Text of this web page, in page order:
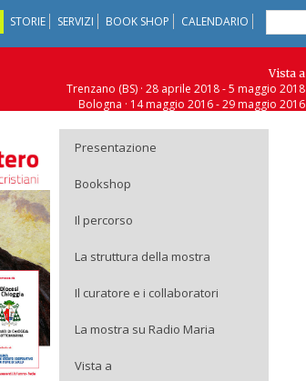
STORIE SERVIZI BOOK SHOP CALENDARIO
Vista a
Trenzano (BS) · 28 aprile 2018 - 5 maggio 2018
Bologna · 14 maggio 2016 - 29 maggio 2016
Presentazione
Bookshop
Il percorso
La struttura della mostra
Il curatore e i collaboratori
La mostra su Radio Maria
Vista a